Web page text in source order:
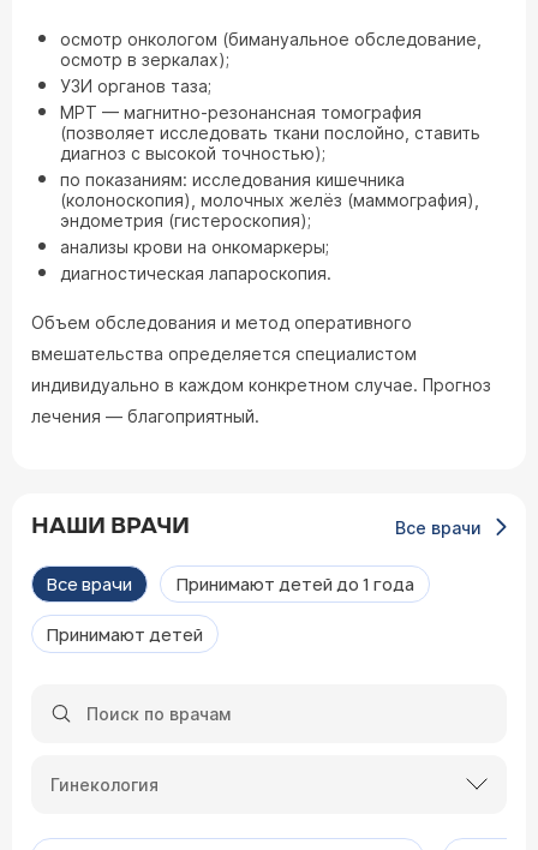
осмотр онкологом (бимануальное обследование,
осмотр в зеркалах);
УЗИ органов таза;
МРТ — магнитно-резонансная томография
(позволяет исследовать ткани послойно, ставить
диагноз с высокой точностью);
по показаниям: исследования кишечника
(колоноскопия), молочных желёз (маммография),
эндометрия (гистероскопия);
анализы крови на онкомаркеры;
диагностическая лапароскопия.
Объем обследования и метод оперативного
вмешательства определяется специалистом
индивидуально в каждом конкретном случае. Прогноз
лечения — благоприятный.
НАШИ ВРАЧИ Все врачи
Все врачи Принимают детей до 1 года
Принимают детей
Гинекология